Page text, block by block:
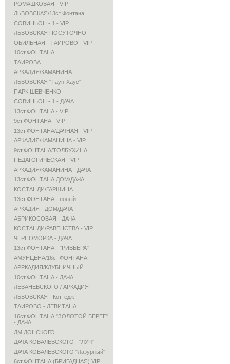
РОМАШКОВАЯ - VIP
ЛЬВОВСКАЯ/13ст.Фонтана
СОВИНЬОН - 1 - VIP
ЛЬВОВСКАЯ ПОСУТОЧНО
ОБИЛЬНАЯ - ТАИРОВО - VIP
10ст.ФОНТАНА
ТАИРОВА
АРКАДИЯ/КАМАНИНА
ЛЬВОВСКАЯ "Таун-Хаус"
ПАРК ШЕВЧЕНКО
СОВИНЬОН - 1 - ДАЧА
13ст.ФОНТАНА - VIP
9ст.ФОНТАНА - VIP
13ст.ФОНТАНА/ДАЧНАЯ - VIP
АРКАДИЯ/КАМАНИНА - VIP
9ст.ФОНТАНА/ТОЛБУХИНА
ПЕДАГОГИЧЕСКАЯ - VIP
АРКАДИЯ/КАМАНИНА - ДАЧА
13ст.ФОНТАНА ДОМ/ДАЧА
КОСТАНДИ/ГАРШИНА
13ст.ФОНТАНА - новый
АРКАДИЯ - ДОМ/ДАЧА
АБРИКОСОВАЯ - ДАЧА
КОСТАНДИ/РАВЕНСТВА - VIP
ЧЕРНОМОРКА - ДАЧА
13ст.ФОНТАНА - "РИВЬЕРА"
АМУНЦЕНА/16ст.ФОНТАНА
АРРКАДИЯ/КЛУБНИЧНЫЙ
10ст.ФОНТАНА - ДАЧА
ЛЕВАНЕВСКОГО / АРКАДИЯ
ЛЬВОВСКАЯ - Коттедж
ТАИРОВО - ЛЕВИТАНА
16ст.ФОНТАНА "ЗОЛОТОЙ БЕРЕГ"
- ДАЧА
ДМ.ДОНСКОГО
ДАЧА КОВАЛЕВСКОГО - "ЛУЧ"
ДАЧА КОВАЛЕВСКОГО "Лазурный"
6ст.ФОНТАНА (БРИГАДНАЯ) VIP